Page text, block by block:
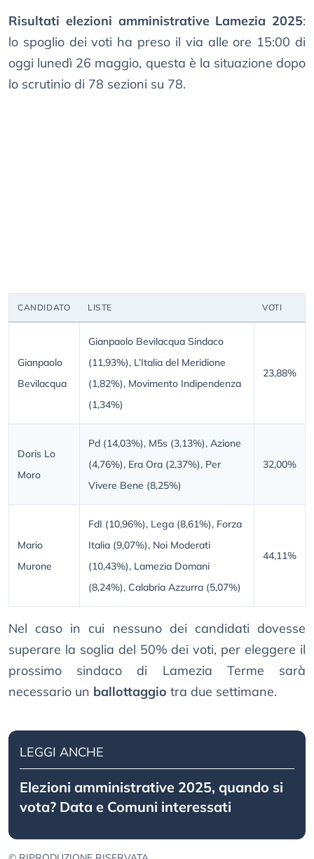
Risultati elezioni amministrative Lamezia 2025:
lo spoglio dei voti ha preso il via alle ore 15:00 di
oggi lunedì 26 maggio, questa è la situazione dopo
lo scrutinio di 78 sezioni su 78.
CANDIDATO LISTE VOTI
Gianpaolo
Bevilacqua
Gianpaolo Bevilacqua Sindaco
(11,93%), L’Italia del Meridione
(1,82%), Movimento Indipendenza
(1,34%)
23,88%
Doris Lo
Moro
Pd (14,03%), M5s (3,13%), Azione
(4,76%), Era Ora (2,37%), Per
Vivere Bene (8,25%)
32,00%
Mario
Murone
FdI (10,96%), Lega (8,61%), Forza
Italia (9,07%), Noi Moderati
(10,43%), Lamezia Domani
(8,24%), Calabria Azzurra (5,07%)
44,11%
Nel caso in cui nessuno dei candidati dovesse
superare la soglia del 50% dei voti, per eleggere il
prossimo sindaco di Lamezia Terme sarà
necessario un ballottaggio tra due settimane.
LEGGI ANCHE
Elezioni amministrative 2025, quando si
vota? Data e Comuni interessati